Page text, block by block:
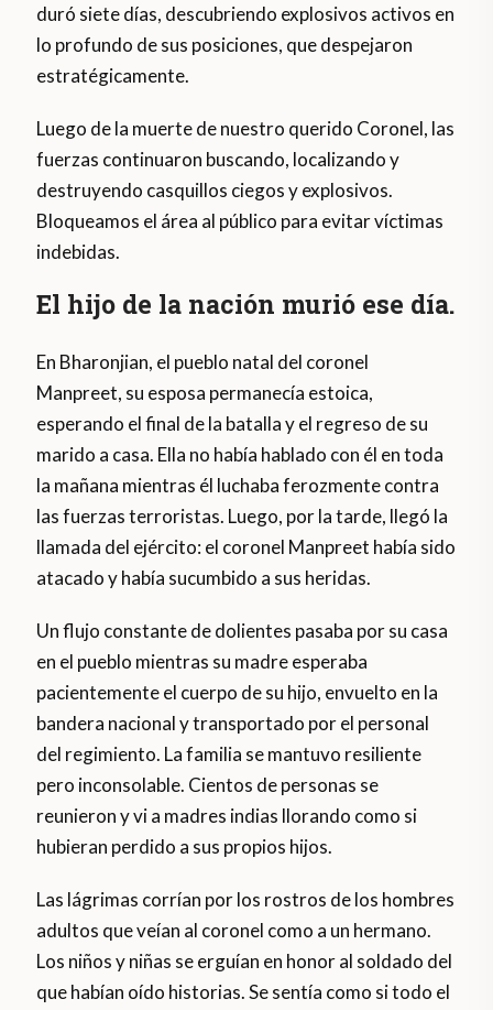
duró siete días, descubriendo explosivos activos en
lo profundo de sus posiciones, que despejaron
estratégicamente.
Luego de la muerte de nuestro querido Coronel, las
fuerzas continuaron buscando, localizando y
destruyendo casquillos ciegos y explosivos.
Bloqueamos el área al público para evitar víctimas
indebidas.
El hijo de la nación murió ese día.
En Bharonjian, el pueblo natal del coronel
Manpreet, su esposa permanecía estoica,
esperando el final de la batalla y el regreso de su
marido a casa. Ella no había hablado con él en toda
la mañana mientras él luchaba ferozmente contra
las fuerzas terroristas. Luego, por la tarde, llegó la
llamada del ejército: el coronel Manpreet había sido
atacado y había sucumbido a sus heridas.
Un flujo constante de dolientes pasaba por su casa
en el pueblo mientras su madre esperaba
pacientemente el cuerpo de su hijo, envuelto en la
bandera nacional y transportado por el personal
del regimiento. La familia se mantuvo resiliente
pero inconsolable. Cientos de personas se
reunieron y vi a madres indias llorando como si
hubieran perdido a sus propios hijos.
Las lágrimas corrían por los rostros de los hombres
adultos que veían al coronel como a un hermano.
Los niños y niñas se erguían en honor al soldado del
que habían oído historias. Se sentía como si todo el